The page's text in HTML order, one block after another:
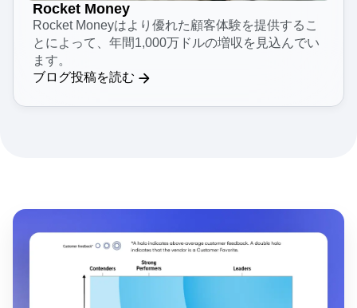
Rocket Money
Rocket Moneyはより優れた顧客体験を提供するこ
とによって、年間1,000万ドルの増収を見込んでい
ます。
ブログ投稿を読む